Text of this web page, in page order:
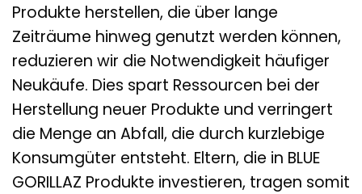
Produkte herstellen, die über lange
Zeiträume hinweg genutzt werden können,
reduzieren wir die Notwendigkeit häufiger
Neukäufe. Dies spart Ressourcen bei der
Herstellung neuer Produkte und verringert
die Menge an Abfall, die durch kurzlebige
Konsumgüter entsteht. Eltern, die in BLUE
GORILLAZ Produkte investieren, tragen somit